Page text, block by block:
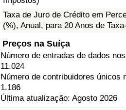
Taxa de Juro de Crédito em
(%), Anual, para 20 Anos de
Preços na Suíça
Número de entradas de dados
11.024
Número de contribuidores únicos
1.186
Última atualização: Agosto 2026